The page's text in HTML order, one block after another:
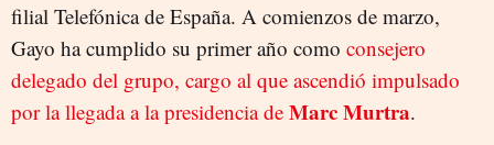
filial Telefónica de España. A comienzos de marzo,
Gayo ha cumplido su primer año como consejero
delegado del grupo, cargo al que ascendió impulsado
por la llegada a la presidencia de Marc Murtra.